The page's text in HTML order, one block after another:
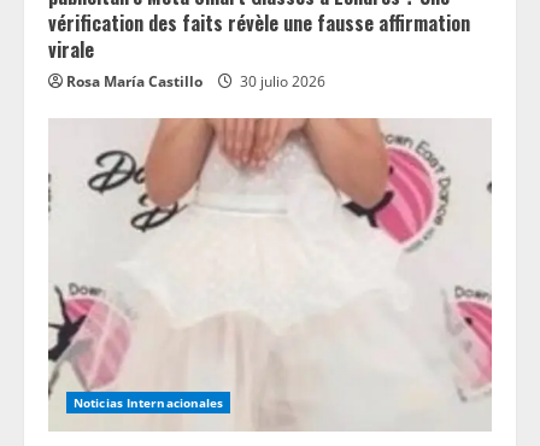
vérification des faits révèle une fausse affirmation
virale
Rosa María Castillo 30 julio 2026
Noticias Internacionales